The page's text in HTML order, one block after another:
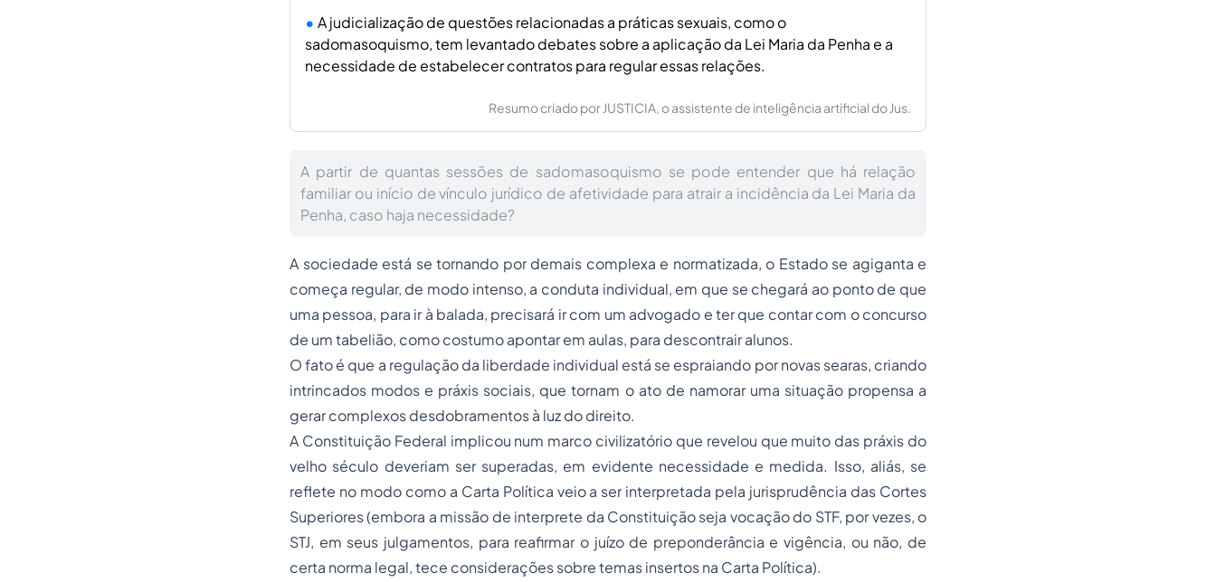
A judicialização de questões relacionadas a práticas sexuais, como o
sadomasoquismo, tem levantado debates sobre a aplicação da Lei Maria da Penha e a
necessidade de estabelecer contratos para regular essas relações.
Resumo criado por JUSTICIA, o assistente de inteligência artificial do Jus.
A partir de quantas sessões de sadomasoquismo se pode entender que há relação
familiar ou início de vínculo jurídico de afetividade para atrair a incidência da Lei Maria da
Penha, caso haja necessidade?
A sociedade está se tornando por demais complexa e normatizada, o Estado se agiganta e
começa regular, de modo intenso, a conduta individual, em que se chegará ao ponto de que
uma pessoa, para ir à balada, precisará ir com um advogado e ter que contar com o concurso
de um tabelião, como costumo apontar em aulas, para descontrair alunos.
O fato é que a regulação da liberdade individual está se espraiando por novas searas, criando
intrincados modos e práxis sociais, que tornam o ato de namorar uma situação propensa a
gerar complexos desdobramentos à luz do direito.
A Constituição Federal implicou num marco civilizatório que revelou que muito das práxis do
velho século deveriam ser superadas, em evidente necessidade e medida. Isso, aliás, se
reflete no modo como a Carta Política veio a ser interpretada pela jurisprudência das Cortes
Superiores (embora a missão de interprete da Constituição seja vocação do STF, por vezes, o
STJ, em seus julgamentos, para reafirmar o juízo de preponderância e vigência, ou não, de
certa norma legal, tece considerações sobre temas insertos na Carta Política).